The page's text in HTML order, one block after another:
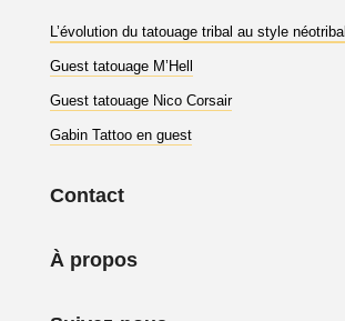
L’évolution du tatouage tribal au style néotribal
Guest tatouage M’Hell
Guest tatouage Nico Corsair
Gabin Tattoo en guest
Contact
À propos